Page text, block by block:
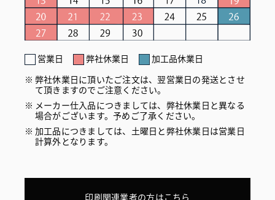
営業日 弊社休業日
加工品休業日
弊社休業日に頂いたご注文は、翌営業日の発送とさせ
て頂きますのでご注意ください。
メーカー仕入品につきましては、弊社休業日と異なる
場合がございます。予めご了承ください。
加工品につきましては、土曜日と弊社休業日は営業日
計算外となります。
印刷関連業者の方はこちら